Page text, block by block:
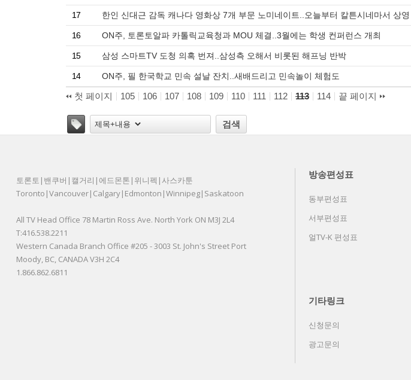
17 한인 신대근 감독 캐나다 영화상 7개 부문 노미네이트..오늘부터 칼튼시네마서 상영
16 ON주, 토론토알파 카톨릭교육청과 MOU 체결..3월에는 학생 컨퍼런스 개최
15 삼성 스마트TV 도청 의혹 번져..삼성측 오해서 비롯된 해프닝 반박
14 ON주, 필 한국학교 민속 설날 잔치..새배드리고 민속놀이 체험도
첫 페이지 105 106 107 108 109 110 111 112 113 114 끝 페이지
검색
토론토|밴쿠버|캘거리|에드몬톤|위니펙|사스카툰
Toronto|Vancouver|Calgary|Edmonton|Winnipeg|Saskatoon
All TV Head Office 78 Martin Ross Ave. North York ON M3J 2L4
T:416.538.2211
Western Canada Branch Office #205 - 3003 St. John's Street Port
Moody, BC, CANADA V3H 2C4
1.866.862.6811
방송편성표
동부편성표
서부편성표
얼TV-K 편성표
기타링크
신청문의
광고문의